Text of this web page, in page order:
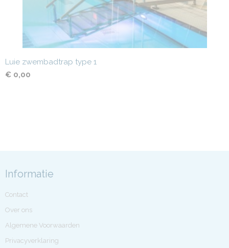
Luie zwembadtrap type 1
€ 0,00
Informatie
Contact
Over ons
Algemene Voorwaarden
Privacyverklaring